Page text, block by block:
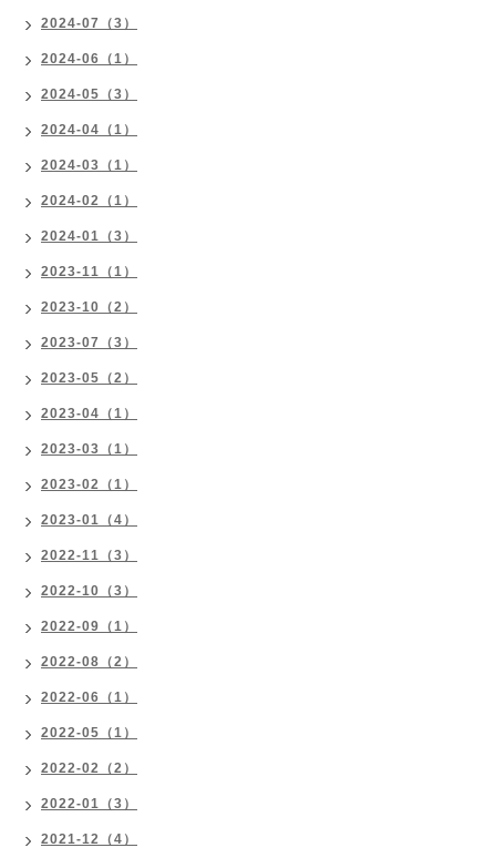
2024-07（3）
2024-06（1）
2024-05（3）
2024-04（1）
2024-03（1）
2024-02（1）
2024-01（3）
2023-11（1）
2023-10（2）
2023-07（3）
2023-05（2）
2023-04（1）
2023-03（1）
2023-02（1）
2023-01（4）
2022-11（3）
2022-10（3）
2022-09（1）
2022-08（2）
2022-06（1）
2022-05（1）
2022-02（2）
2022-01（3）
2021-12（4）